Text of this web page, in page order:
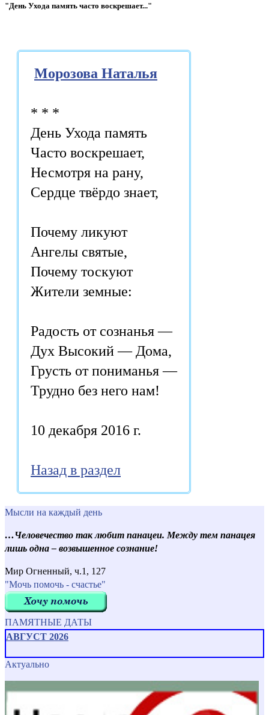
"День Ухода память часто воскрешает..."
Морозова Наталья
* * *
День Ухода память
Часто воскрешает,
Несмотря на рану,
Сердце твёрдо знает,
Почему ликуют
Ангелы святые,
Почему тоскуют
Жители земные:
Радость от сознанья —
Дух Высокий — Дома,
Грусть от пониманья —
Трудно без него нам!
10 декабря 2016 г.
Назад в раздел
Мысли на каждый день
…Человечество так любит панацеи. Между тем панацея
лишь одна – возвышенное сознание!
Мир Огненный, ч.1, 127
"Мочь помочь - счастье"
ПАМЯТНЫЕ ДАТЫ
АВГУСТ 2026
Актуально